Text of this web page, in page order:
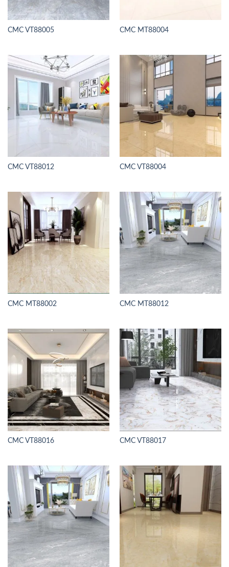
CMC VT88005 CMC MT88004
CMC VT88012 CMC VT88004
CMC MT88002 CMC MT88012
CMC VT88016 CMC VT88017